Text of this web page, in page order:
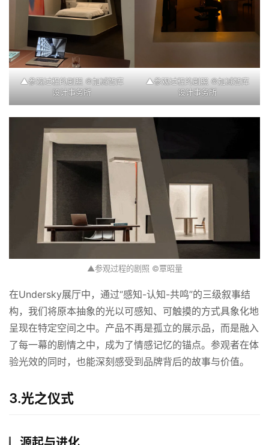
▲参观过程的剧照 ©加减智库
设计事务所
▲参观过程的剧照 ©加减智库
设计事务所
▲参观过程的剧照 ©覃昭量
在Undersky展厅中，通过“感知-认知-共鸣”的三级叙事结
构，我们将原本抽象的光以可感知、可触摸的方式具象化地
呈现在特定空间之中。产品不再是孤立的展示品，而是融入
了每一幕的剧情之中，成为了情感记忆的锚点。参观者在体
验光效的同时，也能深刻感受到品牌背后的故事与价值。
3.光之仪式